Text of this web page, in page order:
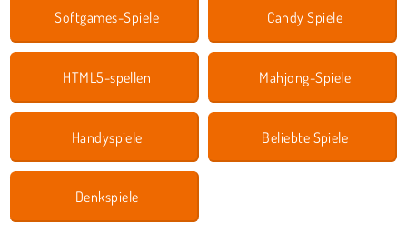
Softgames-Spiele Candy Spiele
HTML5-spellen Mahjong-Spiele
Handyspiele Beliebte Spiele
Denkspiele